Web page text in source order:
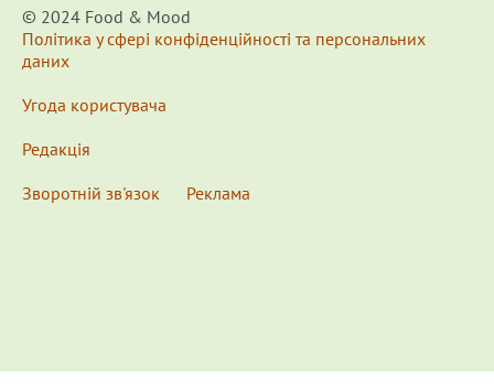
© 2024 Food & Мood
Політика у сфері конфіденційності та персональних
даних
Угода користувача
Редакція
Зворотній зв'язок
Реклама